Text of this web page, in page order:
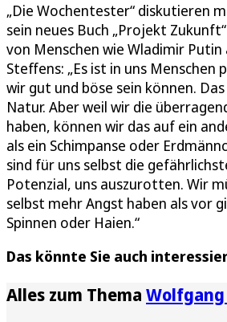
„Die Wochentester“ diskutieren
sein neues Buch „Projekt
von Menschen wie Wladimir Putin
Steffens: „Es ist in uns
wir gut und böse sein können.
Natur. Aber weil wir die
haben, können wir das auf ein
als ein Schimpanse oder
sind für uns selbst die
Potenzial, uns auszurotten. Wir
selbst mehr Angst haben als vor
Spinnen oder Haien.“
Das könnte Sie auch
Alles zum Thema Wolfgang